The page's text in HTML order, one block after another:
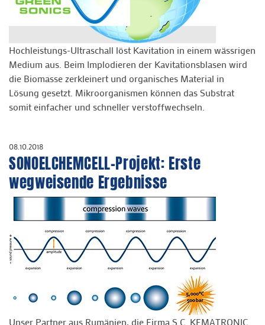
Hochleistungs-Ultraschall löst Kavitation in einem wässrigen
Medium aus. Beim Implodieren der Kavitationsblasen wird
die Biomasse zerkleinert und organisches Material in
Lösung gesetzt. Mikroorganismen können das Substrat
somit einfacher und schneller verstoffwechseln.
08.10.2018
SONOELCHEMCELL-Projekt: Erste
wegweisende Ergebnisse
Unser Partner aus Rumänien, die Firma S.C. KEMATRONIC